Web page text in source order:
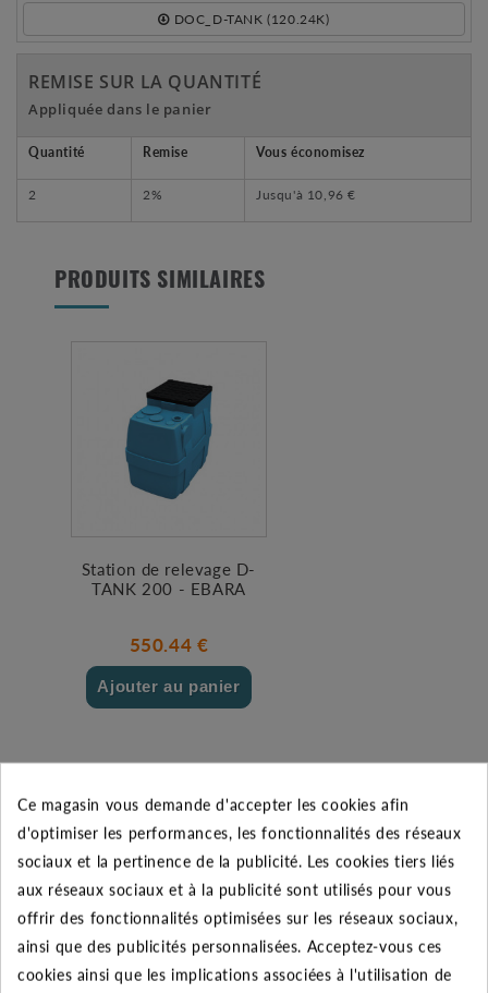
DOC_D-TANK (120.24K)
REMISE SUR LA QUANTITÉ
Appliquée dans le panier
Quantité Remise Vous économisez
2 2% Jusqu'à 10,96 €
PRODUITS SIMILAIRES
Station de relevage D-
TANK 200 - EBARA
550.44 €
Ajouter au panier
DESCRIPTION DU PRODUIT
Le produit :
Ce magasin vous demande d'accepter les cookies afin
d'optimiser les performances, les fonctionnalités des réseaux
sociaux et la pertinence de la publicité. Les cookies tiers liés
aux réseaux sociaux et à la publicité sont utilisés pour vous
offrir des fonctionnalités optimisées sur les réseaux sociaux,
ainsi que des publicités personnalisées. Acceptez-vous ces
cookies ainsi que les implications associées à l'utilisation de